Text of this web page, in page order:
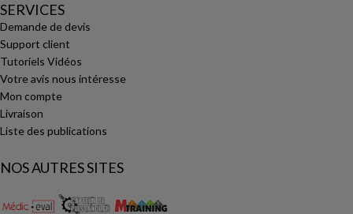
SERVICES
Demande de devis
Support client
Tutoriels Vidéos
Votre avis nous intéresse
Mon compte
Livraison
Liste des publications
NOS AUTRES SITES